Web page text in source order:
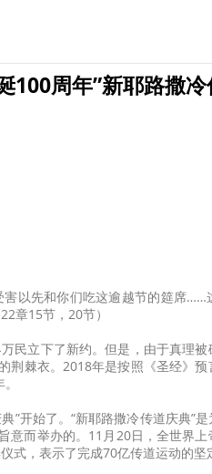
100周年”新耶路撒
害以先和你们吃这逾越节的筵席
章15节，20节）
民立下了新约。但是，由于真理
荆棘衣。2018年是按照《圣经》
”开始了。“新耶路撒冷传道庆典”
意而举办的。11月20日，全世界
式，表示了完成70亿传道运动的坚